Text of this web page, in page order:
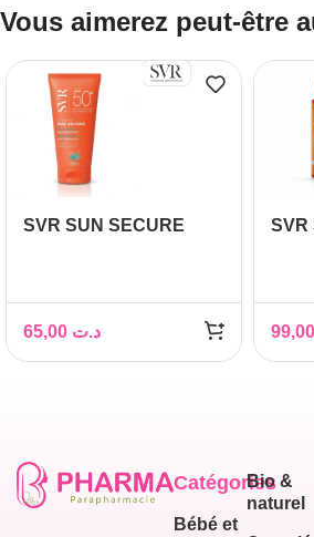
Vous aimerez peut-être
SVR SUN SECURE
د.ت
SVR
Catégories
Bébé et
Bio &
naturel